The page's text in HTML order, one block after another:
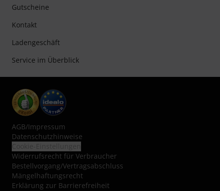
Gutscheine
Kontakt
Ladengeschäft
Service im Überblick
AGB/Impressum
Datenschutzhinweise
Widerrufsrecht für Verbraucher
Bestellvorgang/Vertragsabschluss
Mängelhaftungsrecht
Erklärung zur Barrierefreiheit